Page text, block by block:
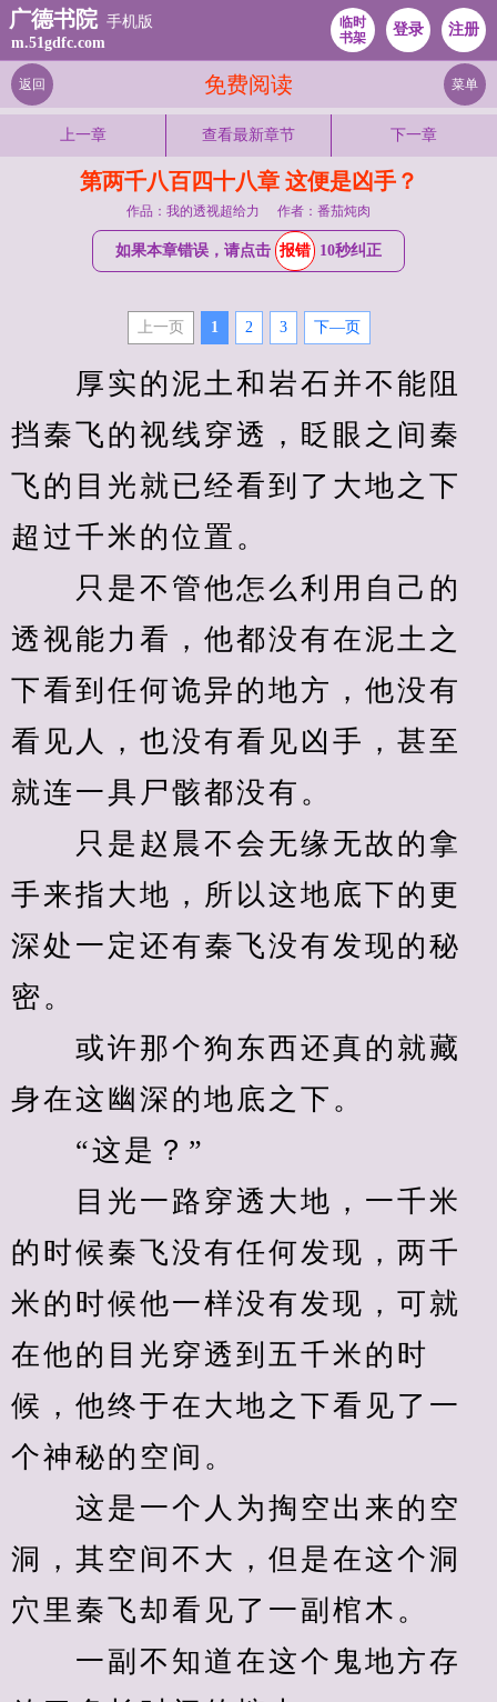
广德书院 手机版
m.51gdfc.com
临时
书架
登录 注册
免费阅读
返回 菜单
上一章 查看最新章节 下一章
第两千八百四十八章 这便是凶手？
作品：我的透视超给力 作者：番茄炖肉
如果本章错误，请点击 报错 10秒纠正
上一页 1 2 3 下—页
厚实的泥土和岩石并不能阻
挡秦飞的视线穿透，眨眼之间秦
飞的目光就已经看到了大地之下
超过千米的位置。
只是不管他怎么利用自己的
透视能力看，他都没有在泥土之
下看到任何诡异的地方，他没有
看见人，也没有看见凶手，甚至
就连一具尸骸都没有。
只是赵晨不会无缘无故的拿
手来指大地，所以这地底下的更
深处一定还有秦飞没有发现的秘
密。
或许那个狗东西还真的就藏
身在这幽深的地底之下。
“这是？”
目光一路穿透大地，一千米
的时候秦飞没有任何发现，两千
米的时候他一样没有发现，可就
在他的目光穿透到五千米的时
候，他终于在大地之下看见了一
个神秘的空间。
这是一个人为掏空出来的空
洞，其空间不大，但是在这个洞
穴里秦飞却看见了一副棺木。
一副不知道在这个鬼地方存